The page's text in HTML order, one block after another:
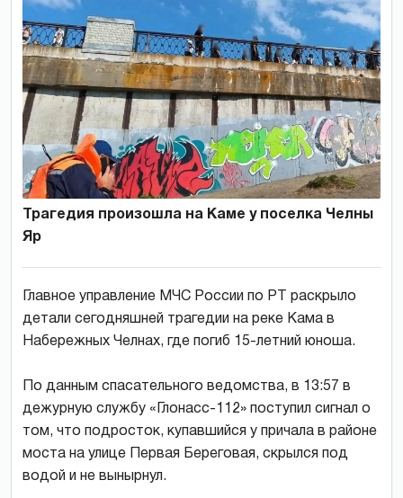
Трагедия произошла на Каме у поселка Челны
Яр
Главное управление МЧС России по РТ раскрыло
детали сегодняшней трагедии на реке Кама в
Набережных Челнах, где погиб 15-летний юноша.
По данным спасательного ведомства, в 13:57 в
дежурную службу «Глонасс-112» поступил сигнал о
том, что подросток, купавшийся у причала в районе
моста на улице Первая Береговая, скрылся под
водой и не вынырнул.